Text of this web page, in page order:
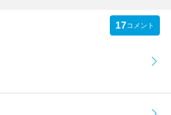
17コメント